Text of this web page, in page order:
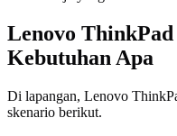
Lenovo
Kebutuhan Apa
Di lapangan, Lenovo
skenario berikut.